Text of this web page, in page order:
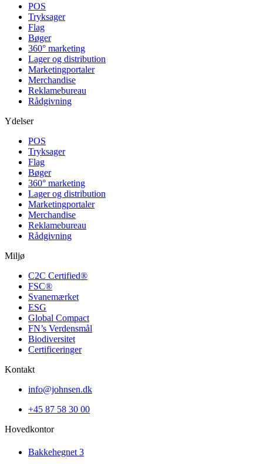
POS
Tryksager
Flag
Bøger
360° marketing
Lager og distribution
Marketing­portaler
Merchandise
Reklamebureau
Rådgivning
Ydelser
POS
Tryksager
Flag
Bøger
360° marketing
Lager og distribution
Marketing­portaler
Merchandise
Reklamebureau
Rådgivning
Miljø
C2C Certified®
FSC®
Svanemærket
ESG
Global Compact
FN’s Verdensmål
Biodiversitet
Certificeringer
Kontakt
info@johnsen.dk
+45 87 58 30 00
Hovedkontor
Bakkehegnet 3